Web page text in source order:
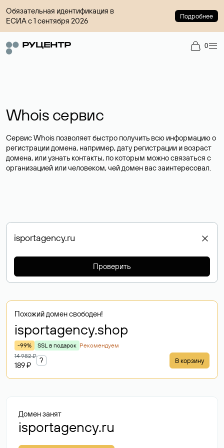
Обязательная идентификация в
ЕСИА с 1 сентября 2026
Подробнее
0
Whois сервис
Сервис Whois позволяет быстро получить всю информацию о
регистрации домена, например, дату регистрации и возраст
домена, или узнать контакты, по которым можно связаться с
организацией или человеком, чей домен вас заинтересовал.
Проверить
Похожий домен свободен!
isportagency.shop
-99% SSL в подарок Рекомендуем
14 982 ₽
189 ₽
? В корзину
Домен занят
isportagency.ru